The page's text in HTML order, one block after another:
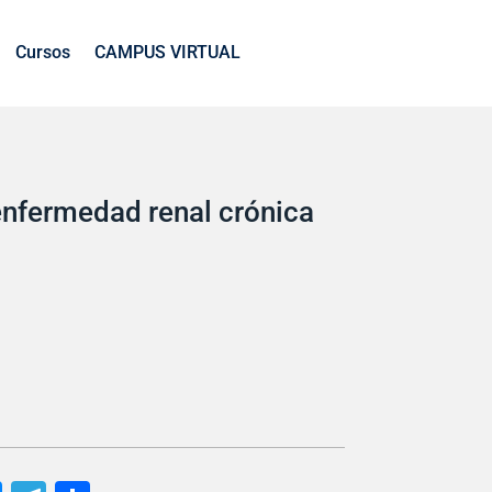
Cursos CAMPUS VIRTUAL
renal crónica